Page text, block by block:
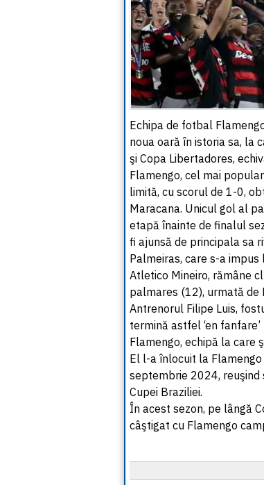
Echipa de fotbal
noua oară în istoria sa, la
şi Copa Libertadores,
Flamengo, cel mai
limită, cu scorul de 1-0,
Maracana. Unicul gol al
etapă înainte de finalul
fi ajunsă de principala sa
Palmeiras, care s-a
Atletico Mineiro, rămâne
palmares (12), urmată de
Antrenorul Filipe Luis,
termină astfel ‘en
Flamengo, echipă la care
El l-a înlocuit la
septembrie 2024, reuşind
Cupei Braziliei.
În acest sezon, pe lângă
câştigat cu Flamengo